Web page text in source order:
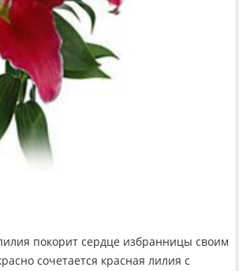
покорит сердце избранницы своим
сочетается красная лилия с